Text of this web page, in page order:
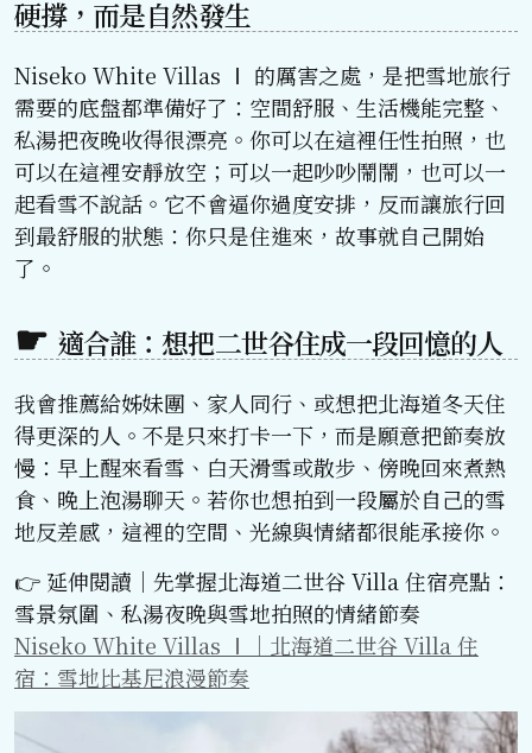
硬撐，而是自然發生
Niseko White Villas Ⅰ 的厲害之處，是把雪地旅行
需要的底盤都準備好了：空間舒服、生活機能完整、
私湯把夜晚收得很漂亮。你可以在這裡任性拍照，也
可以在這裡安靜放空；可以一起吵吵鬧鬧，也可以一
起看雪不說話。它不會逼你過度安排，反而讓旅行回
到最舒服的狀態：你只是住進來，故事就自己開始
了。
適合誰：想把二世谷住成一段回憶的人
我會推薦給姊妹團、家人同行、或想把北海道冬天住
得更深的人。不是只來打卡一下，而是願意把節奏放
慢：早上醒來看雪、白天滑雪或散步、傍晚回來煮熱
食、晚上泡湯聊天。若你也想拍到一段屬於自己的雪
地反差感，這裡的空間、光線與情緒都很能承接你。
👉 延伸閱讀｜先掌握北海道二世谷 Villa 住宿亮點：
雪景氛圍、私湯夜晚與雪地拍照的情緒節奏
Niseko White Villas Ⅰ｜北海道二世谷 Villa 住
宿：雪地比基尼浪漫節奏